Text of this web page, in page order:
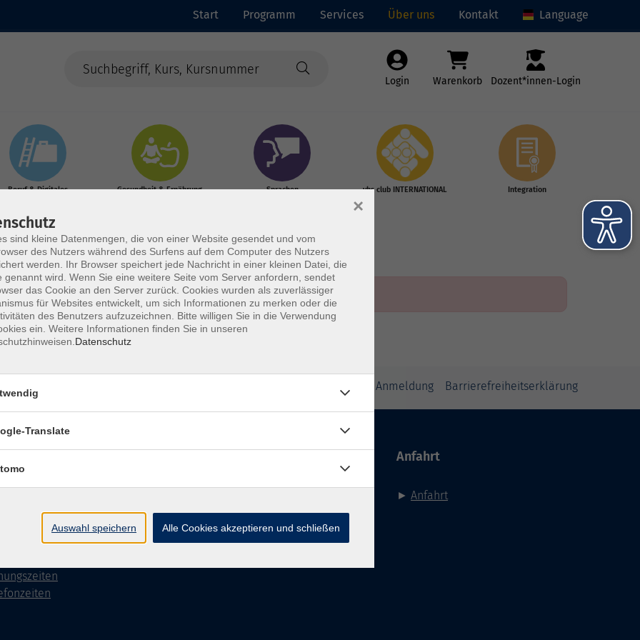
Start Programm Services Über uns Kontakt Language
Login Warenkorb Dozent*innen-Login
Beruf & Digitales Gesundheit & Ernährung Sprachen vhs club INTERNATIONAL Integration
Datenschutzhinweise zur Anmeldung Barrierefreiheitserklärung
86 - 2702
►Instagram
►Newsletter
Anfahrt
► Anfahrt
sind kleine Datenmengen, die von einer Website gesendet und vom
des Nutzers während des Surfens auf dem Computer des Nutzers
werden. Ihr Browser speichert jede Nachricht in einer kleinen Datei, die
genannt wird. Wenn Sie eine weitere Seite vom Server anfordern, sendet
das Cookie an den Server zurück. Cookies wurden als zuverlässiger
für Websites entwickelt, um sich Informationen zu merken oder die
des Benutzers aufzuzeichnen. Bitte willigen Sie in die Verwendung
ein. Weitere Informationen finden Sie in unseren
Datenschutz
×
Translate
Auswahl speichern Alle Cookies akzeptieren und schließen